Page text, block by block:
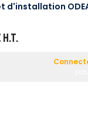
d'installation
H.T.